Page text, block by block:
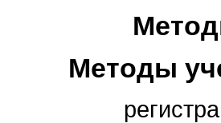
Методы